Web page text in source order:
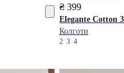
₴ 399
EleganteCotton
Колготи
2 3 4